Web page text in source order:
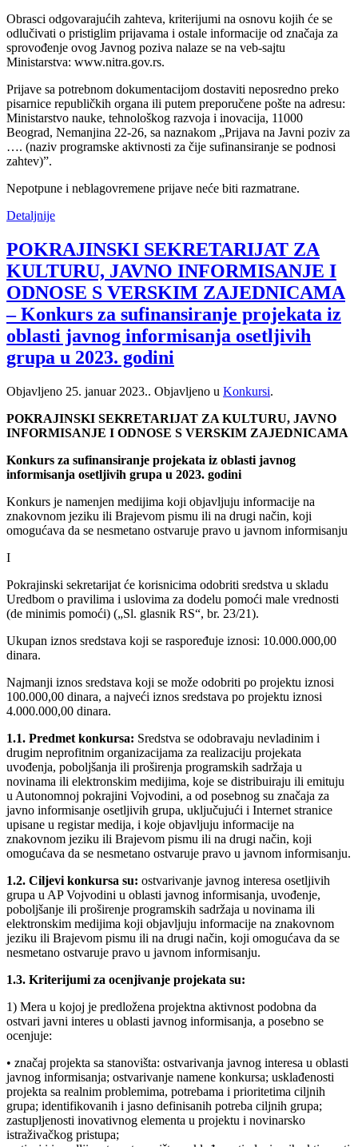
Obrasci odgovarajućih zahteva, kriterijumi na osnovu kojih će se
odlučivati o pristiglim prijavama i ostale informacije od značaja za
sprovođenje ovog Javnog poziva nalaze se na veb-sajtu
Ministarstva: www.nitra.gov.rs.
Prijave sa potrebnom dokumentacijom dostaviti neposredno preko
pisarnice republičkih organa ili putem preporučene pošte na adresu:
Ministarstvo nauke, tehnološkog razvoja i inovacija, 11000
Beograd, Nemanjina 22-26, sa naznakom „Prijava na Javni poziv za
…. (naziv programske aktivnosti za čije sufinansiranje se podnosi
zahtev)”.
Nepotpune i neblagovremene prijave neće biti razmatrane.
Detaljnije
POKRAJINSKI SEKRETARIJAT ZA
KULTURU, JAVNO INFORMISANJE I
ODNOSE S VERSKIM ZAJEDNICAMA
– Konkurs za sufinansiranje projekata iz
oblasti javnog informisanja osetljivih
grupa u 2023. godini
Objavljeno 25. januar 2023.. Objavljeno u Konkursi.
POKRAJINSKI SEKRETARIJAT ZA KULTURU, JAVNO
INFORMISANJE I ODNOSE S VERSKIM ZAJEDNICAMA
Konkurs za sufinansiranje projekata iz oblasti javnog
informisanja osetljivih grupa u 2023. godini
Konkurs je namenjen medijima koji objavljuju informacije na
znakovnom jeziku ili Brajevom pismu ili na drugi način, koji
omogućava da se nesmetano ostvaruje pravo u javnom informisanju
I
Pokrajinski sekretarijat će korisnicima odobriti sredstva u skladu
Uredbom o pravilima i uslovima za dodelu pomoći male vrednosti
(de minimis pomoći) („Sl. glasnik RS“, br. 23/21).
Ukupan iznos sredstava koji se raspoređuje iznosi: 10.000.000,00
dinara.
Najmanji iznos sredstava koji se može odobriti po projektu iznosi
100.000,00 dinara, a najveći iznos sredstava po projektu iznosi
4.000.000,00 dinara.
1.1. Predmet konkursa: Sredstva se odobravaju nevladinim i
drugim neprofitnim organizacijama za realizaciju projekata
uvođenja, poboljšanja ili proširenja programskih sadržaja u
novinama ili elektronskim medijima, koje se distribuiraju ili emituju
u Autonomnoj pokrajini Vojvodini, a od posebnog su značaja za
javno informisanje osetljivih grupa, uključujući i Internet stranice
upisane u registar medija, i koje objavljuju informacije na
znakovnom jeziku ili Brajevom pismu ili na drugi način, koji
omogućava da se nesmetano ostvaruje pravo u javnom informisanju.
1.2. Ciljevi konkursa su: ostvarivanje javnog interesa osetljivih
grupa u AP Vojvodini u oblasti javnog informisanja, uvođenje,
poboljšanje ili proširenje programskih sadržaja u novinama ili
elektronskim medijima koji objavljuju informacije na znakovnom
jeziku ili Brajevom pismu ili na drugi način, koji omogućava da se
nesmetano ostvaruje pravo u javnom informisanju.
1.3. Kriterijumi za ocenjivanje projekata su:
1) Mera u kojoj je predložena projektna aktivnost podobna da
ostvari javni interes u oblasti javnog informisanja, a posebno se
ocenjuje:
• značaj projekta sa stanovišta: ostvarivanja javnog interesa u oblasti
javnog informisanja; ostvarivanje namene konkursa; usklađenosti
projekta sa realnim problemima, potrebama i prioritetima ciljnih
grupa; identifikovanih i jasno definisanih potreba ciljnih grupa;
zastupljenosti inovativnog elementa u projektu i novinarsko
istraživačkog pristupa;